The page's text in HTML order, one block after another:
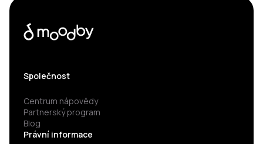
Společnost
Centrum nápovědy
Partnerský program
Blog
Právní informace